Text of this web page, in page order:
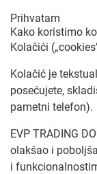
Prihvatam
Kako koristimo
Kolačići
Kolačić je
posećujete,
pametni telefon).
EVP TRADING
olakšao i
i